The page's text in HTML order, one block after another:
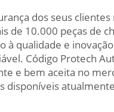
dos seus
10.000 peças de
qualidade e
Código Protech
e bem aceita no
disponíveis